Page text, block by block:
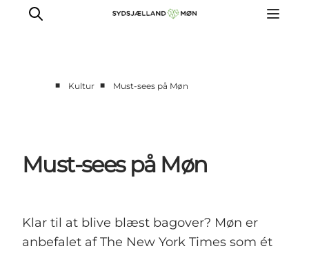
Events
Spis
Planlæg din tur
■ Kultur ■ Must-sees på Møn
Must-sees på Møn
Klar til at blive blæst bagover? Møn er
anbefalet af The New York Times som ét